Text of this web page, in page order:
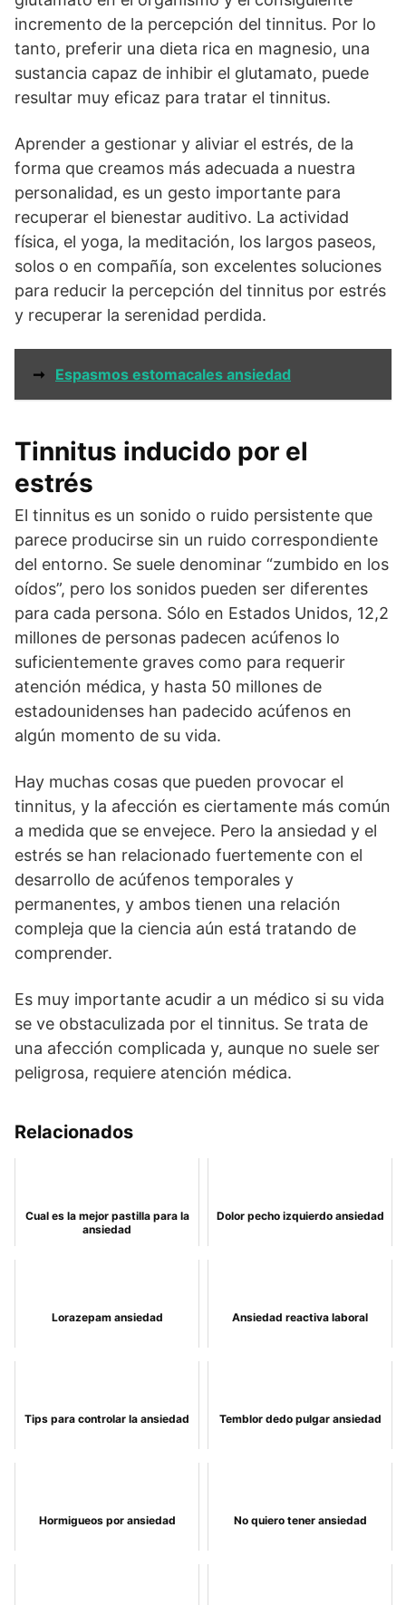
incremento de la percepción del tinnitus. Por lo
tanto, preferir una dieta rica en magnesio, una
sustancia capaz de inhibir el glutamato, puede
resultar muy eficaz para tratar el tinnitus.
Aprender a gestionar y aliviar el estrés, de la
forma que creamos más adecuada a nuestra
personalidad, es un gesto importante para
recuperar el bienestar auditivo. La actividad
física, el yoga, la meditación, los largos paseos,
solos o en compañía, son excelentes soluciones
para reducir la percepción del tinnitus por estrés
y recuperar la serenidad perdida.
➞ Espasmos estomacales ansiedad
Tinnitus inducido por el
estrés
El tinnitus es un sonido o ruido persistente que
parece producirse sin un ruido correspondiente
del entorno. Se suele denominar “zumbido en los
oídos”, pero los sonidos pueden ser diferentes
para cada persona. Sólo en Estados Unidos, 12,2
millones de personas padecen acúfenos lo
suficientemente graves como para requerir
atención médica, y hasta 50 millones de
estadounidenses han padecido acúfenos en
algún momento de su vida.
Hay muchas cosas que pueden provocar el
tinnitus, y la afección es ciertamente más común
a medida que se envejece. Pero la ansiedad y el
estrés se han relacionado fuertemente con el
desarrollo de acúfenos temporales y
permanentes, y ambos tienen una relación
compleja que la ciencia aún está tratando de
comprender.
Es muy importante acudir a un médico si su vida
se ve obstaculizada por el tinnitus. Se trata de
una afección complicada y, aunque no suele ser
peligrosa, requiere atención médica.
Relacionados
Cual es la mejor pastilla para la
ansiedad
Dolor pecho izquierdo ansiedad
Lorazepam ansiedad Ansiedad reactiva laboral
Tips para controlar la ansiedad Temblor dedo pulgar ansiedad
Hormigueos por ansiedad No quiero tener ansiedad